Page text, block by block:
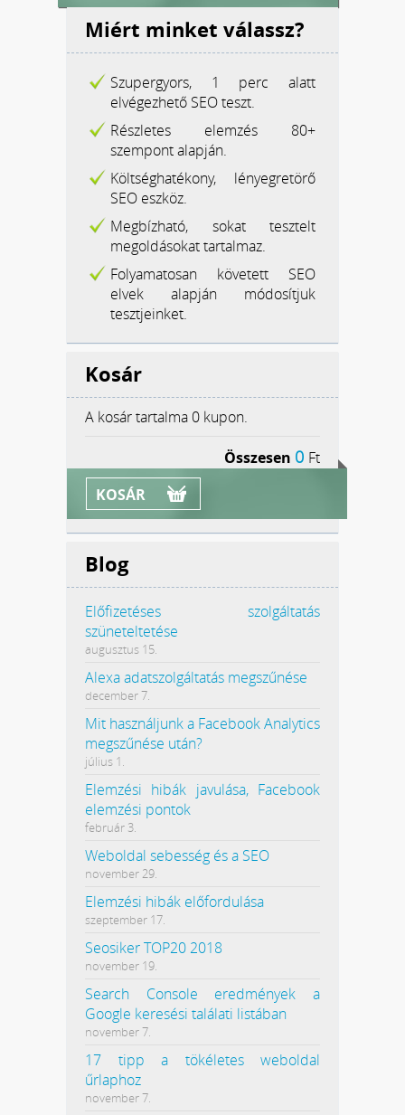
Miért minket válassz?
Szupergyors, 1 perc alatt
elvégezhető SEO teszt.
Részletes elemzés 80+
szempont alapján.
Költséghatékony, lényegretörő
SEO eszköz.
Megbízható, sokat tesztelt
megoldásokat tartalmaz.
Folyamatosan követett SEO
elvek alapján módosítjuk
tesztjeinket.
Kosár
A kosár tartalma 0 kupon.
Összesen 0 Ft
KOSÁR
Blog
Előfizetéses szolgáltatás
szüneteltetése
augusztus 15.
Alexa adatszolgáltatás megszűnése
december 7.
Mit használjunk a Facebook Analytics
megszűnése után?
július 1.
Elemzési hibák javulása, Facebook
elemzési pontok
február 3.
Weboldal sebesség és a SEO
november 29.
Elemzési hibák előfordulása
szeptember 17.
Seosiker TOP20 2018
november 19.
Search Console eredmények a
Google keresési találati listában
november 7.
17 tipp a tökéletes weboldal
űrlaphoz
november 7.